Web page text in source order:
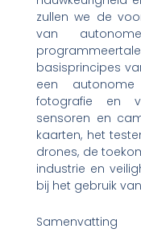
zullen we de
van
basisprincipes
een
fotografie en
sensoren en
kaarten, het
drones, de
industrie en
bij het gebruik
Samenvatting